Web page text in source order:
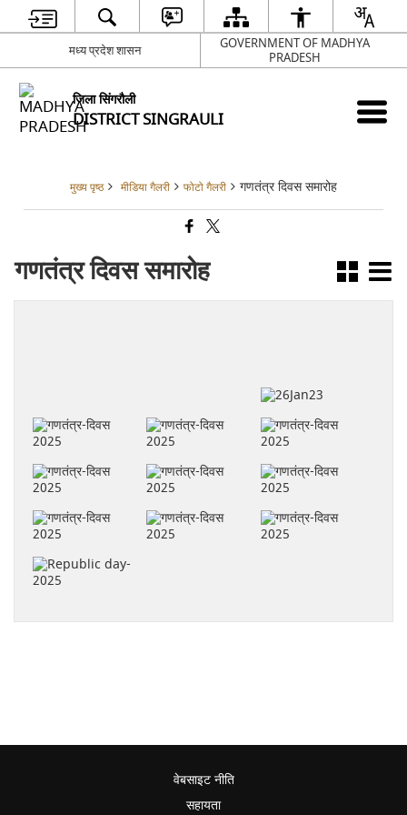
मध्य प्रदेश शासन
GOVERNMENT OF MADHYA
PRADESH
जिला सिंगरौली
DISTRICT SINGRAULI
मुख्य पृष्ठ मीडिया गैलरी फोटो गैलरी गणतंत्र दिवस समारोह
गणतंत्र दिवस समारोह
वेबसाइट नीति
सहायता